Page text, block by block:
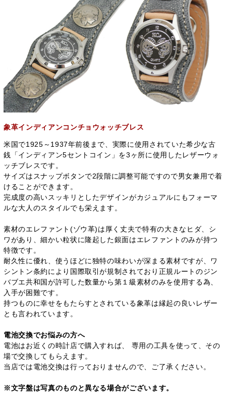
象革インディアンコンチョウォッチブレス
米国で1925～1937年前後まで、実際に使用されていた希少な古
銭「インディアン5セントコイン」を3ヶ所に使用したレザーウォ
ッチブレスです。
サイズはスナップボタンで2段階に調整可能ですので男女兼用で着
けることができます。
完成度の高いスッキリとしたデザインがカジュアルにもフォーマ
ルな大人のスタイルでも栄えます。
素材のエレファント(ゾウ革)は厚く丈夫で特有の大きなヒダ、シ
ワがあり、細かい粒状に隆起した銀面はエレファントのみが持つ
特徴です。
耐久性に優れ、使うほどに独特の味わいが深まる素材ですが、ワ
シントン条約により国際取引が規制されており正規ルートのジン
バブエ共和国が許可した数量から第１級素材のみを使用する為、
入手が困難です。
持つものに幸せをもたらすとされている象革は縁起の良いレザー
とも言われています。
電池交換でお悩みの方へ
電池はお近くの時計店で購入すれば、 専用の工具を使って、その
場で交換してもらえます。
当店では電池交換は行っておりませんので、ご了承ください。
※文字盤は写真のものと異なる場合がございます。